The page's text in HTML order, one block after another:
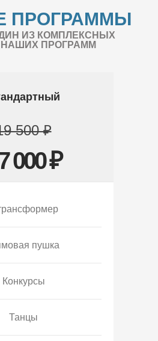
ПРОГРАММЫ
ИЗ КОМПЛЕКСНЫХ
НАШИХ ПРОГРАММ
500 ₽
000 ₽
пушка
Конкурсы
Танцы